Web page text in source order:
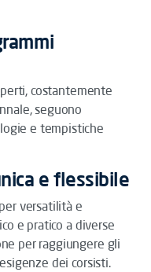
costantemente
seguono
e tempistiche
e flessibile
versatilità e
e pratico a diverse
per raggiungere gli
dei corsisti.